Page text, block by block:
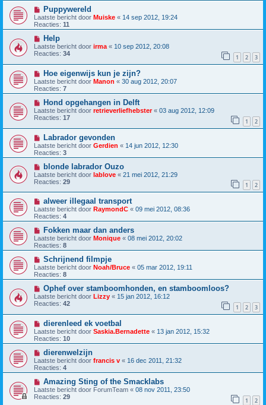
Puppywereld
Laatste bericht door Muiske « 14 sep 2012, 19:24
Reacties: 11
Help
Laatste bericht door irma « 10 sep 2012, 20:08
Reacties: 34 1 2 3
Hoe eigenwijs kun je zijn?
Laatste bericht door Manon « 30 aug 2012, 20:07
Reacties: 7
Hond opgehangen in Delft
Laatste bericht door retrieverliefhebster« 03 aug 2012, 12:09
Reacties: 17 1 2
Labrador gevonden
Laatste bericht door Gerdien « 14 jun 2012, 12:30
Reacties: 3
blonde labrador Ouzo
Laatste bericht door lablove « 21 mei 2012, 21:29
Reacties: 29 1 2
alweer illegaal transport
Laatste bericht door RaymondC « 09 mei 2012, 08:36
Reacties: 4
Fokken maar dan anders
Laatste bericht door Monique « 08 mei 2012, 20:02
Reacties: 8
Schrijnend filmpje
Laatste bericht door Noah/Bruce « 05 mar 2012, 19:11
Reacties: 8
Ophef over stamboomhonden, en stamboomloos?
Laatste bericht door Lizzy « 15 jan 2012, 16:12
Reacties: 42 1 2 3
dierenleed ek voetbal
Laatste bericht door Saskia.Bernadette « 13 jan 2012, 15:32
Reacties: 10
dierenwelzijn
Laatste bericht door francis v « 16 dec 2011, 21:32
Reacties: 4
Amazing Sting of the Smacklabs
Laatste bericht door ForumTeam « 08 nov 2011, 23:50
Reacties: 29 1 2